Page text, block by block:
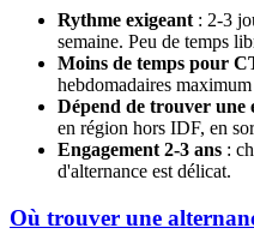
Rythme exigeant : 2-3
semaine. Peu de temps
Moins de temps pour
hebdomadaires
Dépend de trouver une
en région hors IDF, en
Engagement 2-3 ans :
d'alternance est délicat.
Où trouver une